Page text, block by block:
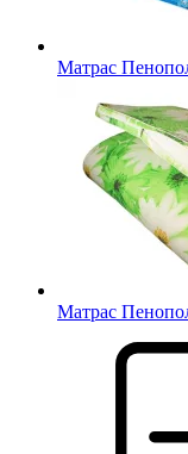
Матрас
Матрас